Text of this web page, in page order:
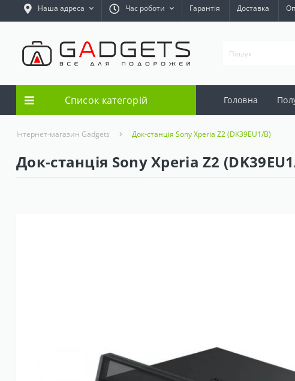
Наша адреса Час роботи Гарантія Доставка
Список категорій Головна
Інтернет-магазин Gadgets Док-станція Sony Xperia Z2 (DK39EU1/B)
Док-станція Sony Xperia Z2